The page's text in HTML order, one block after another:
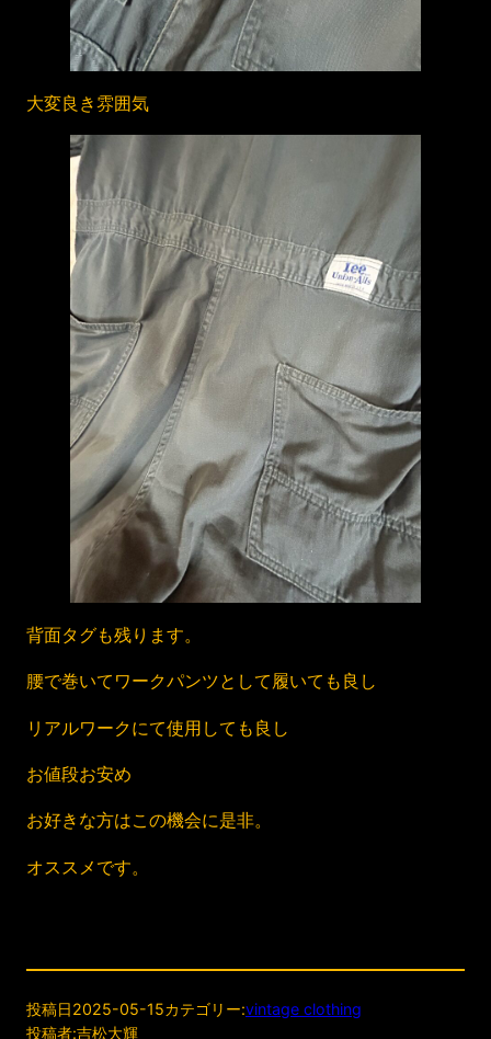
大変良き雰囲気
背面タグも残ります。
腰で巻いてワークパンツとして履いても良し
リアルワークにて使用しても良し
お値段お安め
お好きな方はこの機会に是非。
オススメです。
投稿日2025-05-15カテゴリー:vintage clothing
投稿者:吉松大輝